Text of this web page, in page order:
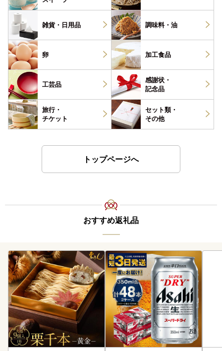
雑貨・ 日用品 調味料・ 油
卵 加工食品
工芸品
感謝状・
記念品
旅行・
チケット
セット類・
その他
トップページへ
おすすめ返礼品